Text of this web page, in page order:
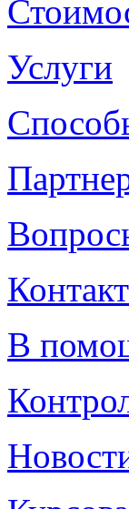
Услуги
В